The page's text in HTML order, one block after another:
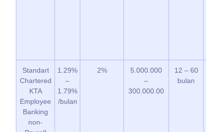
Standart
Chartered
KTA
Employee
Banking
non-
1.29%
–
1.79%
/bulan
2%
5.000.000
–
300.000.00
12 – 60
bulan